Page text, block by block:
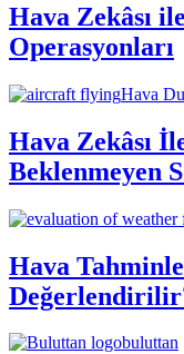
Hava Zekâsı
Operasyonları
Hava
Hava Zekâsı
Beklenmeyen
Hava
buluttan